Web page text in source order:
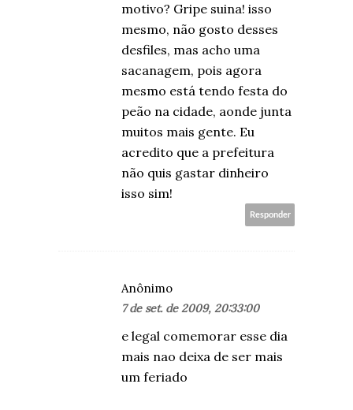
motivo? Gripe suina! isso
mesmo, não gosto desses
desfiles, mas acho uma
sacanagem, pois agora
mesmo está tendo festa do
peão na cidade, aonde junta
muitos mais gente. Eu
acredito que a prefeitura
não quis gastar dinheiro
isso sim!
Responder
Anônimo
7 de set. de 2009, 20:33:00
e legal comemorar esse dia
mais nao deixa de ser mais
um feriado